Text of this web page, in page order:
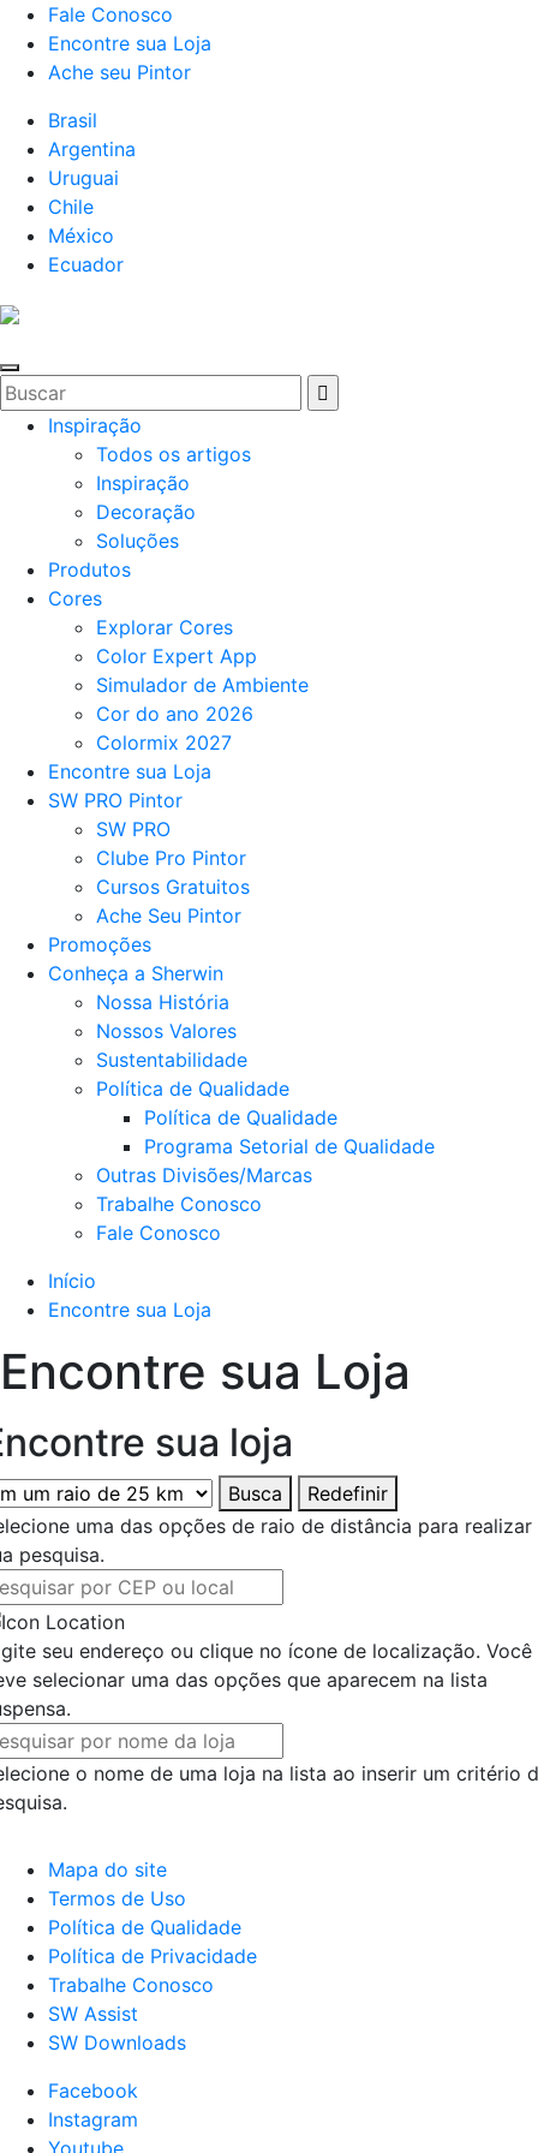
Fale Conosco
Encontre sua Loja
Ache seu Pintor
Brasil
Argentina
Uruguai
Chile
México
Ecuador
Inspiração
Todos os artigos
Inspiração
Decoração
Soluções
Produtos
Cores
Explorar Cores
Color Expert App
Simulador de Ambiente
Cor do ano 2026
Colormix 2027
Encontre sua Loja
SW PRO Pintor
SW PRO
Clube Pro Pintor
Cursos Gratuitos
Ache Seu Pintor
Promoções
Conheça a Sherwin
Nossa História
Nossos Valores
Sustentabilidade
Política de Qualidade
Política de Qualidade
Programa Setorial de Qualidade
Outras Divisões/Marcas
Trabalhe Conosco
Fale Conosco
Início
Encontre sua Loja
Encontre sua Loja
sua loja
Busca
Redefinir
uma das opções de raio de distância para realizar
pesquisa.
seu endereço ou clique no ícone de localização. Você
selecionar uma das opções que aparecem na lista
o nome de uma loja na lista ao inserir um critério
Mapa do site
Termos de Uso
Política de Qualidade
Política de Privacidade
Trabalhe Conosco
SW Assist
SW Downloads
Facebook
Instagram
Youtube